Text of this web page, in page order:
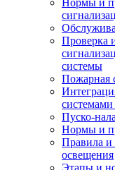
Нормы и
Проверка
системы
Пожарная
системами
Пуско-
Нормы и
Правила и
освещения
Этапы и